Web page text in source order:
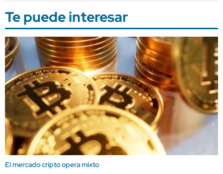
Te puede interesar
El mercado cripto opera mixto